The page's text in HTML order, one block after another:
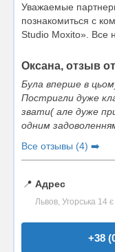
Уважаемые
познакомиться с
Studio Moxito». Все
Оксана, отзыв
Була вперше в
Постригли дуже
звати( але дуже
одним
Все отзывы (4) ➡️
📍 Адрес
Львов, Угорська 14
+38